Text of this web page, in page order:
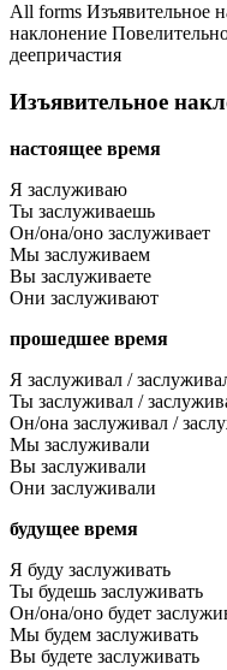
All forms Изъявительное
наклонение
деепричастия
Изъявительное
настоящее время
Я заслуживаю
Ты заслуживаешь
Он/она/оно заслуживает
Мы заслуживаем
Вы заслуживаете
Они заслуживают
прошедшее время
Я заслуживал /
Ты заслуживал /
Он/она заслуживал /
Мы заслуживали
Вы заслуживали
Они заслуживали
будущее время
Я буду заслуживать
Ты будешь заслуживать
Он/она/оно будет
Мы будем заслуживать
Вы будете заслуживать